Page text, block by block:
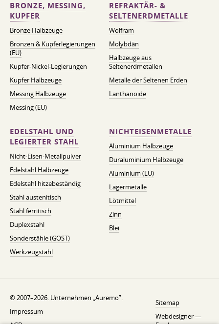
BRONZE, MESSING,
KUPFER
Bronze Halbzeuge
Bronzen & Kupferlegierungen
(EU)
Kupfer-Nickel-Legierungen
Kupfer Halbzeuge
Messing Halbzeuge
Messing (EU)
REFRAKTÄR- &
SELTENERDMETALLE
Wolfram
Molybdän
Halbzeuge aus
Seltenerdmetallen
Metalle der Seltenen Erden
Lanthanoide
EDELSTAHL UND
LEGIERTER STAHL
Nicht-Eisen-Metallpulver
Edelstahl Halbzeuge
Edelstahl hitzebeständig
Stahl austenitisch
Stahl ferritisch
Duplexstahl
Sonderstähle (GOST)
Werkzeugstahl
NICHTEISENMETALLE
Aluminium Halbzeuge
Duraluminium Halbzeuge
Aluminium (EU)
Lagermetalle
Lötmittel
Zinn
Blei
© 2007–2026. Unternehmen „Auremo”.
Impressum
Sitemap
Webdesigner —